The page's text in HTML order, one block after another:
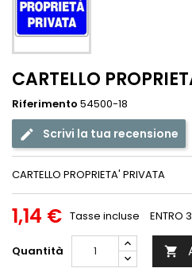
CARTELLO
Riferimento 54500-18
Scrivi la tua recensione
CARTELLO PROPRIETA' PRIVATA
1,14 € Tasse incluse ENTRO
Quantità 